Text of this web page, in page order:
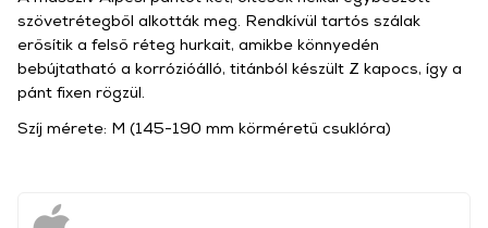
szövetrétegből alkották meg. Rendkívül tartós szálak
erősítik a felső réteg hurkait, amikbe könnyedén
bebújtatható a korrózióálló, titánból készült Z kapocs, így a
pánt fixen rögzül.
Szíj mérete: M (145-190 mm körméretű csuklóra)